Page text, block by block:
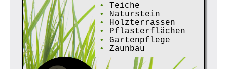
•
Teiche
•
Naturstein
•
Holzterrassen
•
Pflasterflächen
•
Gartenpflege
•
Zaunbau